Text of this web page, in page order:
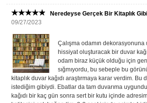
Neredeyse Gerçek Bir Kitaplık
09/27/2023
Çalışma odamın
hissiyat oluşturacak bir duvar
odam biraz küçük olduğu için
sığmıyordu, bu sebeple bu
kitaplık duvar kağıdı araştırmaya karar verdim. Bu
istediğim gibiydi. Ebatlar da tam duvarıma
kağıdı bir kaç gün sonra sert bir kutu içinde